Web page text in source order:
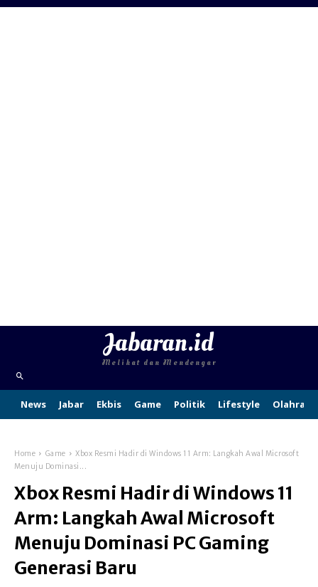
Jabaran.id
Melihat dan Mendengar
News Jabar Ekbis Game Politik Lifestyle Olahraga
Home Game
Xbox Resmi Hadir di Windows 11 Arm: Langkah Awal Microsoft
Menuju Dominasi...
Xbox Resmi Hadir di Windows 11
Arm: Langkah Awal Microsoft
Menuju Dominasi PC Gaming
Generasi Baru